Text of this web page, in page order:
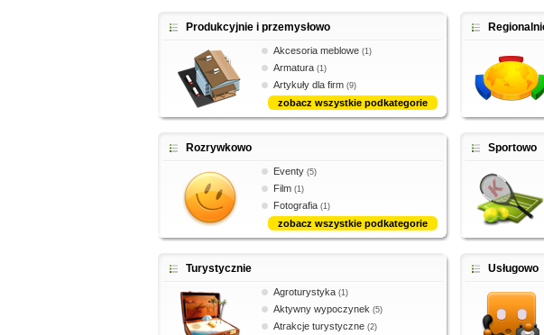
Produkcyjnie i przemysłowo
Akcesoria meblowe (1)
Armatura (1)
Artykuły dla firm (9)
zobacz wszystkie podkategorie
Rozrywkowo
Eventy (5)
Film (1)
Fotografia (1)
zobacz wszystkie podkategorie
Sportowo
Turystycznie
Agroturystyka (1)
Aktywny wypoczynek (5)
Atrakcje turystyczne (2)
Usługowo